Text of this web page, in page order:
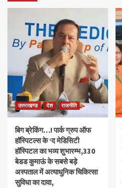
उत्तराखण्ड देश राजनीति
बिग ब्रेकिंग…! पार्क ग्रुप ऑफ
हॉस्पिटल्स के ‘द मेडिसिटी
हॉस्पिटल का भव्य शुभारम्भ,330
बेडड कुमाऊं के सबसे बड़े
अस्पताल में अत्याधुनिक चिकित्सा
सुविधा का दावा,